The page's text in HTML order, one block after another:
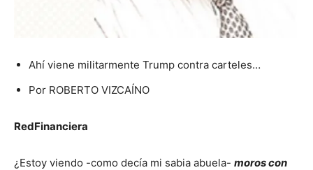
Ahí viene militarmente Trump contra carteles…
Por ROBERTO VIZCAÍNO
RedFinanciera
¿Estoy viendo -como decía mi sabia abuela- moros con